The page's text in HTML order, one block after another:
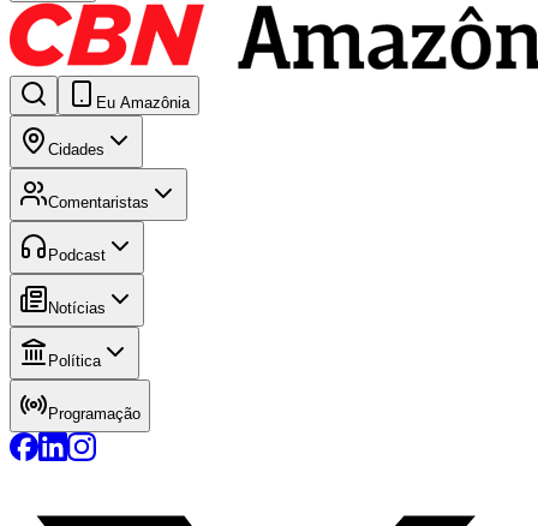
Eu Amazônia
Cidades
Comentaristas
Podcast
Notícias
Política
Programação